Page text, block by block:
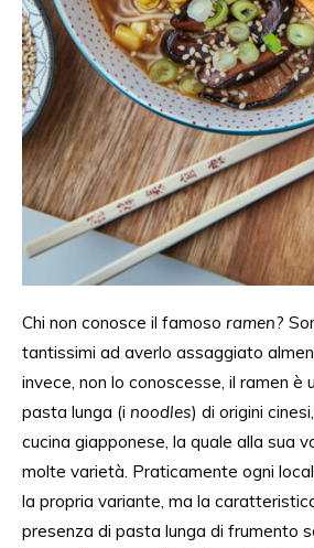
Chi non conosce il famoso ramen?
tantissimi ad averlo assaggiato
invece, non lo conoscesse , il ramen
pasta lunga (i noodles) di origini
cucina giapponese, la quale alla sua
molte varietà. Praticamente ogni
la propria variante, ma la
presenza di pasta lunga di frumento